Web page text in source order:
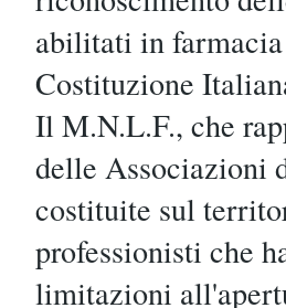
abilitati in
Costituzione
Il M.N.L.F., che
delle Associazioni
costituite sul
professionisti che
limitazioni